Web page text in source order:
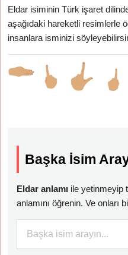
Eldar isiminin Türk işaret
aşağıdaki hareketli resimlerle
insanlara isminizi
Başka İsim
Eldar anlamı ile yetinmeyip
anlamını öğrenin. Ve onları